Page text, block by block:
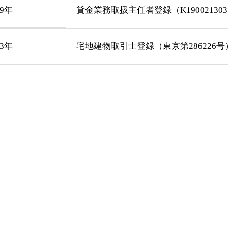
年 貸金業務取扱主任者登録（
年 宅地建物取引士登録（東京第286226号